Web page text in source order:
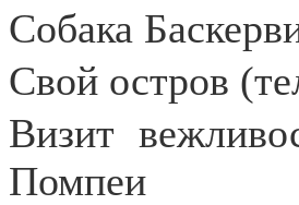
Собака
Свой остров
Визит
Помпеи